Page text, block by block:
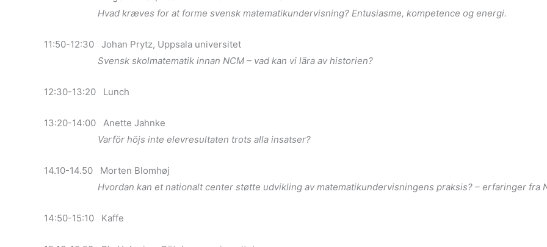
Hvad kræves for at forme svensk matematikundervisning? Entusiasme, kompetence og energi.
11:50-12:30 Johan Prytz, Uppsala universitet
Svensk skolmatematik innan NCM – vad kan vi lära av historien?
12:30-13:20 Lunch
13:20-14:00 Anette Jahnke
Varför höjs inte elevresultaten trots alla insatser?
14.10-14.50 Morten Blomhøj
Hvordan kan et nationalt center støtte udvikling av matematikundervisningens praksis? – erfaringer fra
14:50-15:10 Kaffe